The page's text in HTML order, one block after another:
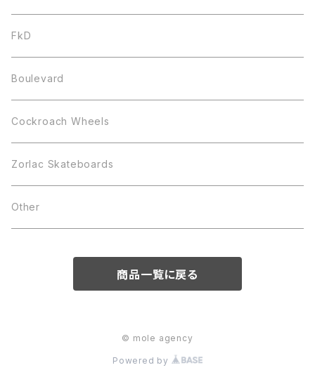
FkD
Boulevard
Cockroach Wheels
Zorlac Skateboards
Other
商品一覧に戻る
© mole agency
Powered by